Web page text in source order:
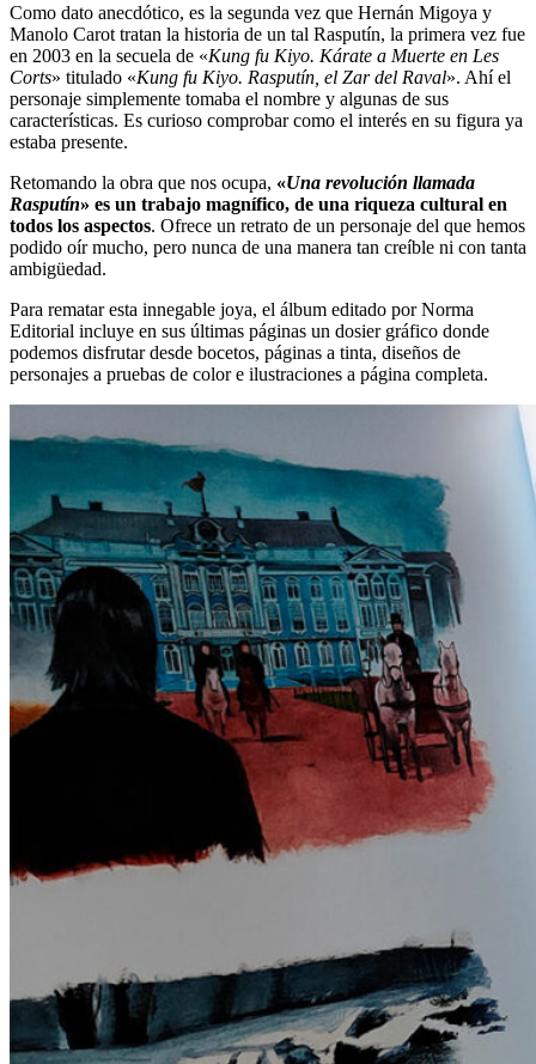
Como dato anecdótico, es la segunda vez que Hernán Migoya y
Manolo Carot tratan la historia de un tal Rasputín, la primera vez fue
en 2003 en la secuela de «Kung fu Kiyo. Kárate a Muerte en Les
Corts» titulado «Kung fu Kiyo. Rasputín, el Zar del Raval». Ahí el
personaje simplemente tomaba el nombre y algunas de sus
características. Es curioso comprobar como el interés en su figura ya
estaba presente.
Retomando la obra que nos ocupa, «Una revolución llamada
Rasputín» es un trabajo magnífico, de una riqueza cultural en
todos los aspectos. Ofrece un retrato de un personaje del que hemos
podido oír mucho, pero nunca de una manera tan creíble ni con tanta
ambigüedad.
Para rematar esta innegable joya, el álbum editado por Norma
Editorial incluye en sus últimas páginas un dosier gráfico donde
podemos disfrutar desde bocetos, páginas a tinta, diseños de
personajes a pruebas de color e ilustraciones a página completa.